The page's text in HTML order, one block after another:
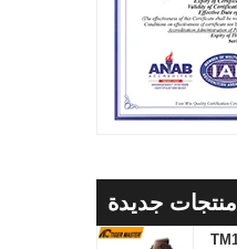
منتجات جديدة